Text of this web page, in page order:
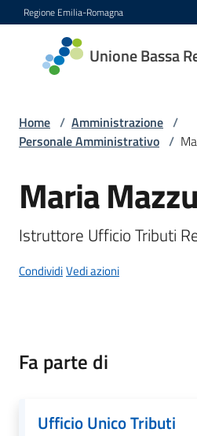
Vai al contenuto
Vai alla navigazione
Vai al footer
Regione Emilia-Romagna
Unione Bassa
Unione
Bassa
Menu selezionato
Novità
Tutti
Home / Amministrazione /
Personale Amministrativo /
Salta al contenuto
Maria
Istruttore Ufficio Tributi
CondividiVedi azioni
Fa parte di
Ufficio Unico Tributi